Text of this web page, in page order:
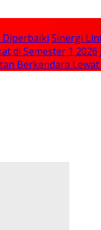
Diperbaiki Sinergi
di Semester 1 2026
Berkendara